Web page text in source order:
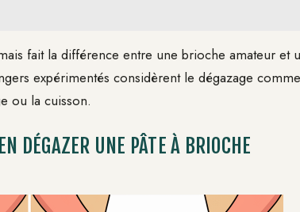
fait la différence entre une brioche amateur et
expérimentés considèrent le dégazage comme
ou la cuisson.
DÉGAZER UNE PÂTE À BRIOCHE